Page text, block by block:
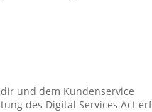
und dem Kundenservice
des Digital Services Act